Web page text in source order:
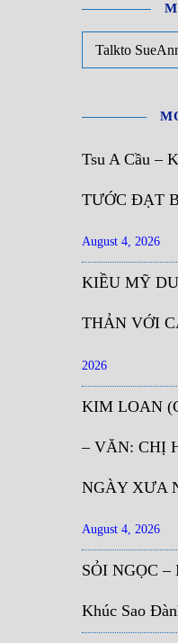
Tsu A Cầu –
TƯỚC ĐẠT
August 4, 2026
KIỀU MỸ
THẢN VỚI
2026
KIM LOAN
– VĂN: CHỊ
NGÀY XƯA
August 4, 2026
SỎI NGỌC –
Khúc Sao